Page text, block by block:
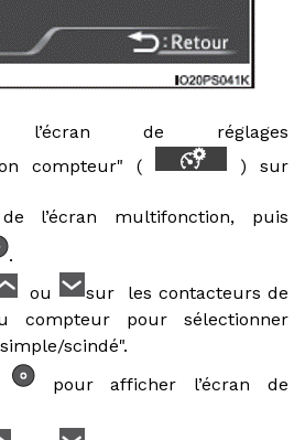
l’écran de réglages
compteur" (
) sur
l’écran multifonction, puis
.
ou
sur les contacteurs de
compteur pour sélectionner
scindé".
pour afficher l’écran de